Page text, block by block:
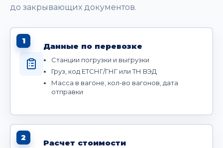
до закрывающих документов.
1
Данные по перевозке
Станции погрузки и выгрузки
Груз, код ЕТСНГ/ГНГ или ТН ВЭД
Масса в вагоне, кол-во вагонов, дата
отправки
2
Расчет стоимости